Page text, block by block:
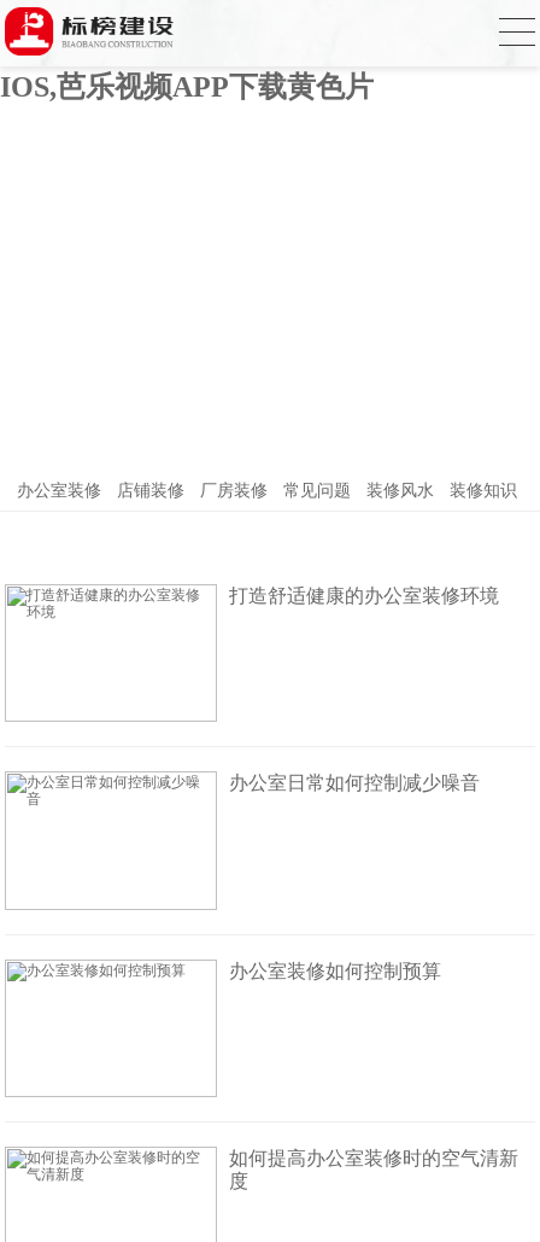
芭乐APP官方网站下载进入,芭乐APP下载
网址进入18免费破解,芭乐视频APP下载
IOS,芭乐视频APP下载黄色片
办公室装修 店铺装修 厂房装修 常见问题 装修风水 装修知识
打造舒适健康的办公室装修环境
办公室日常如何控制减少噪音
办公室装修如何控制预算
如何提高办公室装修时的空气清新
度